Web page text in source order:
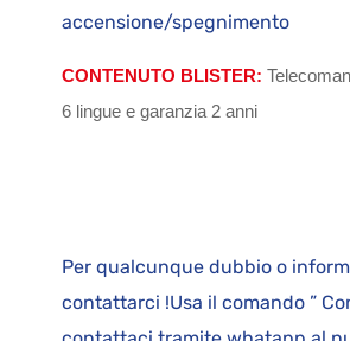
accensione/spegnimento
CONTENUTO BLISTER:
6 lingue e garanzia 2 anni
Per qualcunque dubbio o
contattarci !Usa il comando ”